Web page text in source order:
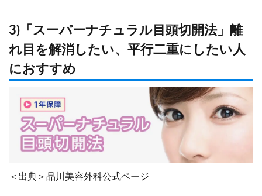
3)「スーパーナチュラル目頭切開法」離
れ目を解消したい、平行二重にしたい人
におすすめ
＜出典＞品川美容外科公式ページ